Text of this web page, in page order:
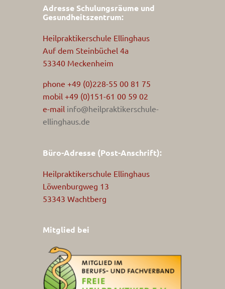
Adresse Schulungsräume und
Gesundheitszentrum:
Heilpraktikerschule Ellinghaus
Auf dem Steinbüchel 4a
53340 Meckenheim
phone +49 (0)228-55 00 81 75
mobil +49 (0)151-61 00 59 02
e-mail info@heilpraktikerschule-
ellinghaus.de
Büro-Adresse (Post-Anschrift):
Heilpraktikerschule Ellinghaus
Löwenburgweg 13
53343 Wachtberg
Mitglied bei